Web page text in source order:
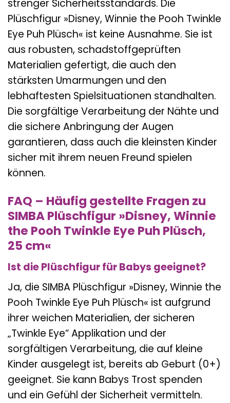
strenger Sicherheitsstandards. Die
Plüschfigur »Disney, Winnie the Pooh Twinkle
Eye Puh Plüsch« ist keine Ausnahme. Sie ist
aus robusten, schadstoffgeprüften
Materialien gefertigt, die auch den
stärksten Umarmungen und den
lebhaftesten Spielsituationen standhalten.
Die sorgfältige Verarbeitung der Nähte und
die sichere Anbringung der Augen
garantieren, dass auch die kleinsten Kinder
sicher mit ihrem neuen Freund spielen
können.
FAQ – Häufig gestellte Fragen zu
SIMBA Plüschfigur »Disney, Winnie
the Pooh Twinkle Eye Puh Plüsch,
25 cm«
Ist die Plüschfigur für Babys geeignet?
Ja, die SIMBA Plüschfigur »Disney, Winnie the
Pooh Twinkle Eye Puh Plüsch« ist aufgrund
ihrer weichen Materialien, der sicheren
„Twinkle Eye“ Applikation und der
sorgfältigen Verarbeitung, die auf kleine
Kinder ausgelegt ist, bereits ab Geburt (0+)
geeignet. Sie kann Babys Trost spenden
und ein Gefühl der Sicherheit vermitteln.